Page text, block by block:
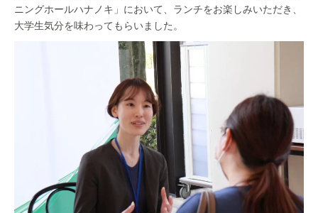
ニングホールハナノキ」において、ランチをお楽しみいただき、
大学生気分を味わってもらいました。